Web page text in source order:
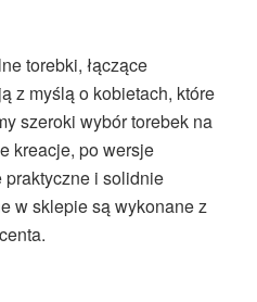
torebki, łączące
z myślą o kobietach, które
szeroki wybór torebek na
kreacje, po wersje
i solidnie
w sklepie są wykonane z